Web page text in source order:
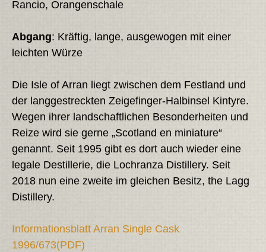
Rancio, Orangenschale
Abgang: Kräftig, lange, ausgewogen mit einer
leichten Würze
Die Isle of Arran liegt zwischen dem Festland und
der langgestreckten Zeigefinger-Halbinsel Kintyre.
Wegen ihrer landschaftlichen Besonderheiten und
Reize wird sie gerne „Scotland en miniature“
genannt. Seit 1995 gibt es dort auch wieder eine
legale Destillerie, die Lochranza Distillery. Seit
2018 nun eine zweite im gleichen Besitz, the Lagg
Distillery.
Informationsblatt Arran Single Cask
1996/673(PDF)